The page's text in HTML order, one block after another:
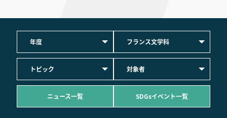
年度 フランス文学科
トピック 対象者
ニュース一覧 SDGsイベント一覧